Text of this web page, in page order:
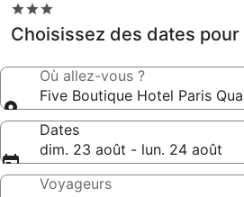
Hébergement
3.0 étoiles
Choisissez des dates
Où allez-vous ?
Five Boutique Hotel Paris
Dates
dim. 23 août - lun. 24 août
Voyageurs